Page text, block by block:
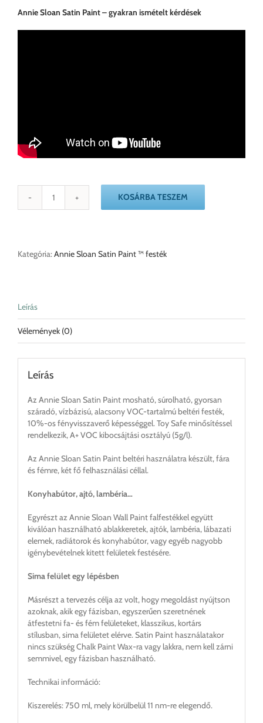
Annie Sloan Satin Paint – gyakran ismételt kérdések
Pemberley
Satin
KOSÁRBA TESZEM
Kategória:Annie Sloan Satin Paint ™ festék
Leírás
Vélemények (0)
Leírás
Az Annie Sloan Satin Paint mosható, súrolható, gyorsan
száradó, vízbázisú, alacsony VOC-tartalmú beltéri festék,
10%-os fényvisszaverő képességgel. Toy Safe minősítéssel
rendelkezik, A+ VOC kibocsájtási osztályú (5g/l).
Az Annie Sloan Satin Paint beltéri használatra készült, fára
és fémre, két fő felhasználási céllal.
Konyhabútor, ajtó, lambéria…
Egyrészt az Annie Sloan Wall Paint falfestékkel együtt
kiválóan használható ablakkeretek, ajtók, lambéria, lábazati
elemek, radiátorok és konyhabútor, vagy egyéb nagyobb
igénybevételnek kitett felületek festésére.
Sima felület egy lépésben
Másrészt a tervezés célja az volt, hogy megoldást nyújtson
azoknak, akik egy fázisban, egyszerűen szeretnének
átfestetni fa- és fém felületeket, klasszikus, kortárs
stílusban, sima felületet elérve. Satin Paint használatakor
nincs szükség Chalk Paint Wax-ra vagy lakkra, nem kell zárni
semmivel, egy fázisban használható.
Technikai információ:
Kiszerelés: 750 ml, mely körülbelül 11 nm-re elegendő.